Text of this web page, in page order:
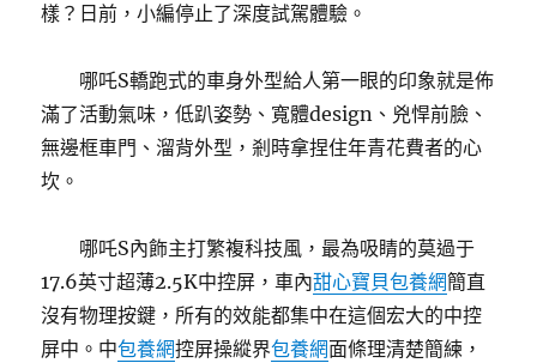
樣？日前，小編停止了深度試駕體驗。
哪吒S轎跑式的車身外型給人第一眼的印象就是佈
滿了活動氣味，低趴姿勢、寬體design、兇悍前臉、
無邊框車門、溜背外型，剎時拿捏住年青花費者的心
坎。
哪吒S內飾主打繁複科技風，最為吸睛的莫過于
17.6英寸超薄2.5K中控屏，車內甜心寶貝包養網簡直
沒有物理按鍵，所有的效能都集中在這個宏大的中控
屏中。中包養網控屏操縱界包養網面條理清楚簡練，